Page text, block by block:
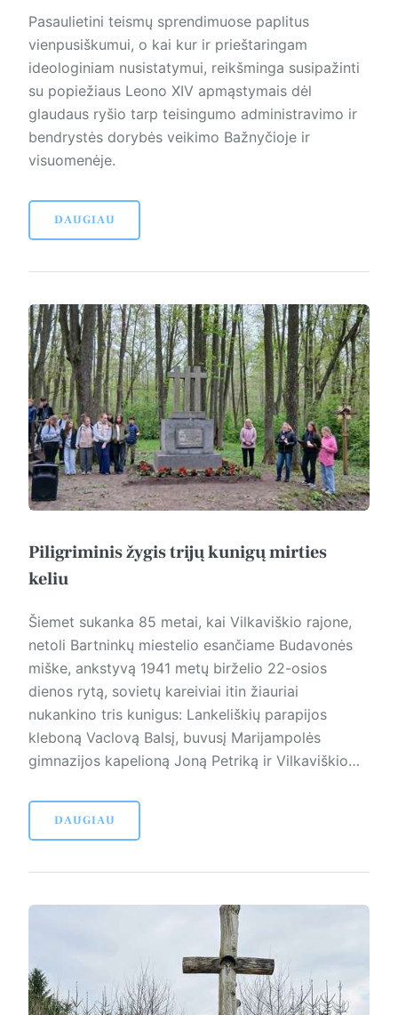
Pasaulietini teismų sprendimuose paplitus
vienpusiškumui, o kai kur ir prieštaringam
ideologiniam nusistatymui, reikšminga susipažinti
su popiežiaus Leono XIV apmąstymais dėl
glaudaus ryšio tarp teisingumo administravimo ir
bendrystės dorybės veikimo Bažnyčioje ir
visuomenėje.
DAUGIAU
Piligriminis žygis trijų kunigų mirties
keliu
Šiemet sukanka 85 metai, kai Vilkaviškio rajone,
netoli Bartninkų miestelio esančiame Budavonės
miške, ankstyvą 1941 metų birželio 22-osios
dienos rytą, sovietų kareiviai itin žiauriai
nukankino tris kunigus: Lankeliškių parapijos
kleboną Vaclovą Balsį, buvusį Marijampolės
gimnazijos kapelioną Joną Petriką ir Vilkaviškio…
DAUGIAU